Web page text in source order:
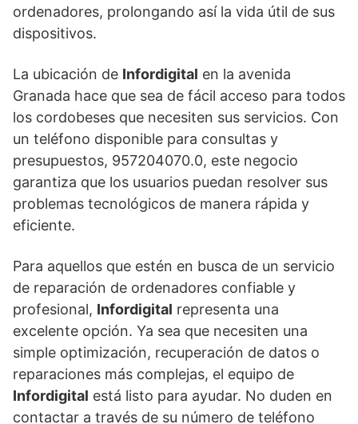
ordenadores, prolongando así la vida útil de sus
dispositivos.
La ubicación de Infordigital en la avenida
Granada hace que sea de fácil acceso para todos
los cordobeses que necesiten sus servicios. Con
un teléfono disponible para consultas y
presupuestos, 957204070.0, este negocio
garantiza que los usuarios puedan resolver sus
problemas tecnológicos de manera rápida y
eficiente.
Para aquellos que estén en busca de un servicio
de reparación de ordenadores confiable y
profesional, Infordigital representa una
excelente opción. Ya sea que necesiten una
simple optimización, recuperación de datos o
reparaciones más complejas, el equipo de
Infordigital está listo para ayudar. No duden en
contactar a través de su número de teléfono